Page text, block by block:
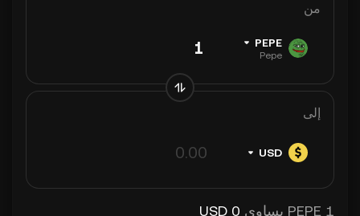
من
PEPE
Pepe
إلى
USD
1 PEPE يساوي 0 USD